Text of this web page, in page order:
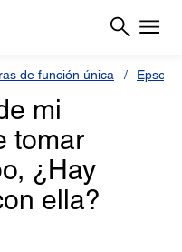
de función única Epson
mi
tomar
¿Hay
ella?